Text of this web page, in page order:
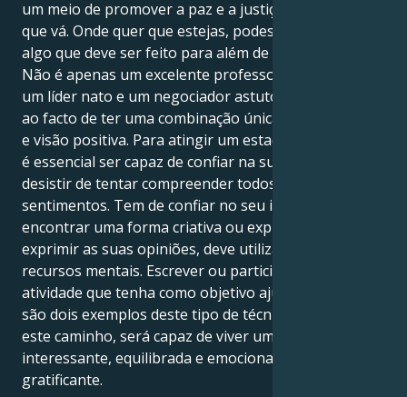
um meio de promover a paz e a justiça onde quer
que vá. Onde quer que estejas, podes fazer isso. É
algo que deve ser feito para além de ver o mundo.
Não é apenas um excelente professor, mas também
um líder nato e um negociador astuto. Isto deve-se
ao facto de ter uma combinação única de graça social
e visão positiva. Para atingir um estado de harmonia,
é essencial ser capaz de confiar na sua intuição e
desistir de tentar compreender todos os
sentimentos. Tem de confiar no seu instinto. Para
encontrar uma forma criativa ou expressiva de
exprimir as suas opiniões, deve utilizar os seus
recursos mentais. Escrever ou participar numa
atividade que tenha como objetivo ajudar os outros
são dois exemplos deste tipo de técnica. Seguindo
este caminho, será capaz de viver uma vida
interessante, equilibrada e emocionalmente
gratificante.